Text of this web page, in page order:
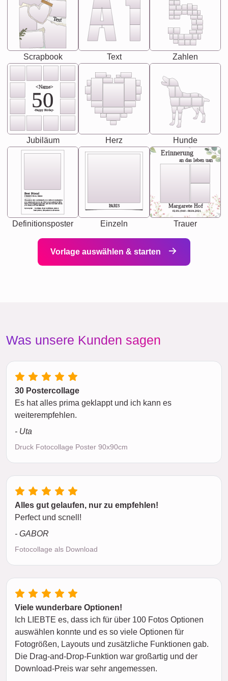
Text
Scrapbook Text Zahlen
<Name>
50
-Happy Birday-
Jubiläum Herz Hunde
Best Friend
[<NAME>] Noun, feminie
Synonyms: Soulmate, closet confidante, sister at
heart person, life partner in adventure.
The person who understands you without explanation
you accepts just as you are. She's your partner in life's,
chaos your biggest supporter, and the one with whom
you share your best memories.
Definitionsposter
PARIS
Einzeln
Erinnerung
an das leben uan
Margarete Hof
02.05.1940 - 08.04.2021
Trauer
Vorlage auswählen & starten
Was unsere Kunden sagen
30 Postercollage
Es hat alles prima geklappt und ich kann es
weiterempfehlen.
- Uta
Druck Fotocollage Poster 90x90cm
Alles gut gelaufen, nur zu empfehlen!
Perfect und scnell!
- GABOR
Fotocollage als Download
Viele wunderbare Optionen!
Ich LIEBTE es, dass ich für über 100 Fotos Optionen
auswählen konnte und es so viele Optionen für
Fotogrößen, Layouts und zusätzliche Funktionen gab.
Die Drag-and-Drop-Funktion war großartig und der
Download-Preis war sehr angemessen.